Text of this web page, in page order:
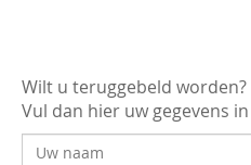
Wilt u teruggebeld worden?
Vul dan hier uw gegevens in